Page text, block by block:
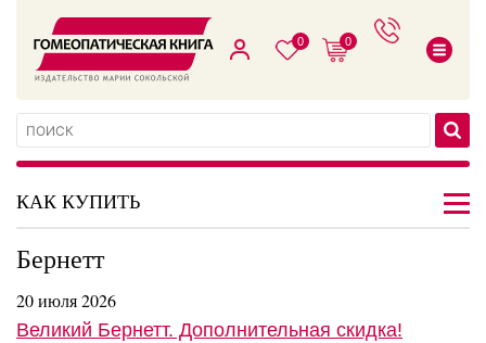
0 0
КАК КУПИТЬ
Бернетт
20 июля 2026
Великий Бернетт. Дополнительная скидка!